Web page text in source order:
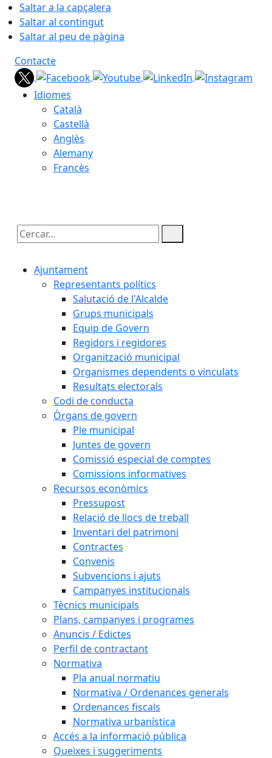
Saltar a la capçalera
Saltar al contingut
Saltar al peu de pàgina
Contacte
Idiomes
Català
Castellà
Anglès
Alemany
Francès
Cercar:
Ajuntament
Representants polítics
Salutació de l'Alcalde
Grups municipals
Equip de Govern
Regidors i regidores
Organització municipal
Organismes dependents o vinculats
Resultats electorals
Codi de conducta
Òrgans de govern
Ple municipal
Juntes de govern
Comissió especial de comptes
Comissions informatives
Recursos econòmics
Pressupost
Relació de llocs de treball
Inventari del patrimoni
Contractes
Convenis
Subvencions i ajuts
Campanyes institucionals
Tècnics municipals
Plans, campanyes i programes
Anuncis / Edictes
Perfil de contractant
Normativa
Pla anual normatiu
Normativa / Ordenances generals
Ordenances fiscals
Normativa urbanística
Accés a la informació pública
Queixes i suggeriments